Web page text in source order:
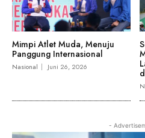
Mimpi Atlet Muda, Menuju
Panggung Internasional
Nasional Juni 26, 2026
-